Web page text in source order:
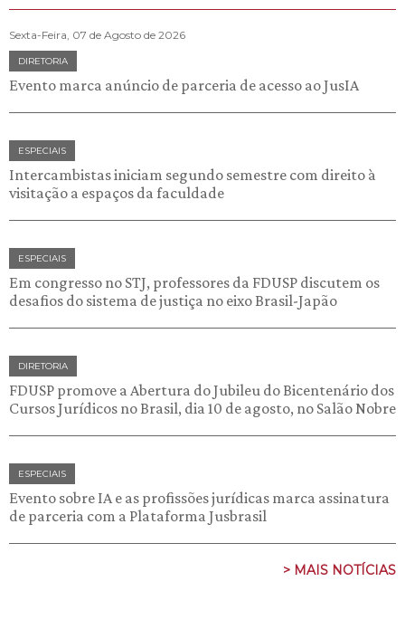
Sexta-Feira, 07 de Agosto de 2026
DIRETORIA
Evento marca anúncio de parceria de acesso ao JusIA
ESPECIAIS
Intercambistas iniciam segundo semestre com direito à
visitação a espaços da faculdade
ESPECIAIS
Em congresso no STJ, professores da FDUSP discutem os
desafios do sistema de justiça no eixo Brasil-Japão
DIRETORIA
FDUSP promove a Abertura do Jubileu do Bicentenário dos
Cursos Jurídicos no Brasil, dia 10 de agosto, no Salão Nobre
ESPECIAIS
Evento sobre IA e as profissões jurídicas marca assinatura
de parceria com a Plataforma Jusbrasil
> MAIS NOTÍCIAS